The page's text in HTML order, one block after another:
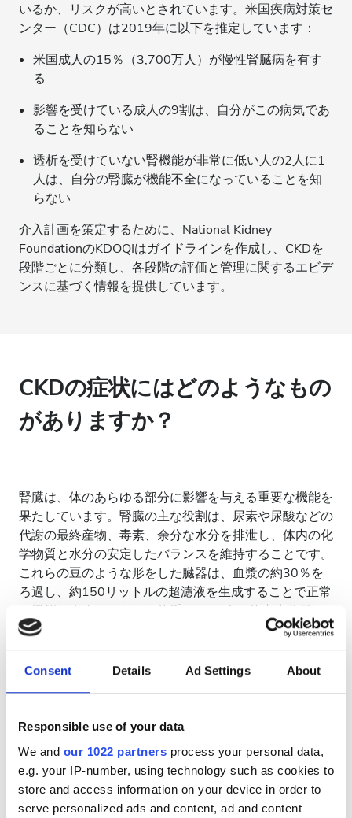
Consent Details Ad Settings About
Responsible use of your data
We and our 1022 partners process your personal data,
e.g. your IP-number, using technology such as cookies to
store and access information on your device in order to
serve personalized ads and content, ad and content
いるか、リスクが高いとされています。米国疾病対策セ
ンター（CDC）は2019年に以下を推定しています：
米国成人の15％（3,700万人）が慢性腎臓病を有す
る
影響を受けている成人の9割は、自分がこの病気であ
ることを知らない
透析を受けていない腎機能が非常に低い人の2人に1
人は、自分の腎臓が機能不全になっていることを知
らない
介入計画を策定するために、National Kidney
FoundationのKDOQIはガイドラインを作成し、CKDを
段階ごとに分類し、各段階の評価と管理に関するエビデ
ンスに基づく情報を提供しています。
CKDの症状にはどのようなもの
がありますか？
腎臓は、体のあらゆる部分に影響を与える重要な機能を
果たしています。腎臓の主な役割は、尿素や尿酸などの
代謝の最終産物、毒素、余分な水分を排泄し、体内の化
学物質と水分の安定したバランスを維持することです。
これらの豆のような形をした臓器は、血漿の約30％を
ろ過し、約150リットルの超濾液を生成することで正常
に機能します。これは、体重70kgの人の体内水分量の
ほぼ3倍に相当します。そのため、腎臓は「人体のフィ
ルター」と呼ばれています。
CKDの症状には以下のようなものがあります：
睡眠の問題
食欲不振
集中力の低下